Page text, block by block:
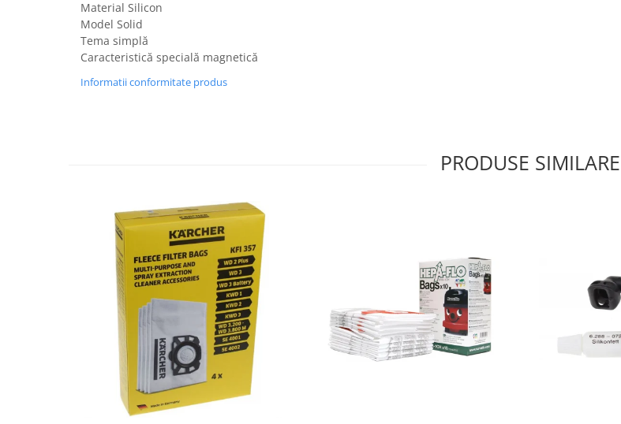
Ingrijire Locuinta
Purificatoare de aer
Imbracaminte femei
Imbracaminte si Incaltaminte copii
Incaltaminte barbati
Gaming, Carti & Birotica
Console, Jocuri & Accesorii
Ingrijire personala & Cosmetice
Material Silicon
Model Solid
Tema simplă
Caracteristică specială magnetică
Informatii conformitate produs
PRODUSE SIMILARE